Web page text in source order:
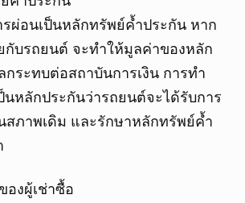
ผ่อนเป็นหลักทรัพย์ค้ำประกัน หาก
กับรถยนต์ จะทำให้มูลค่าของหลัก
ระทบต่อสถาบันการเงิน การทำ
นหลักประกันว่ารถยนต์จะได้รับการ
ภาพเดิม และรักษาหลักทรัพย์ค้ำ
องผู้เช่าซื้อ